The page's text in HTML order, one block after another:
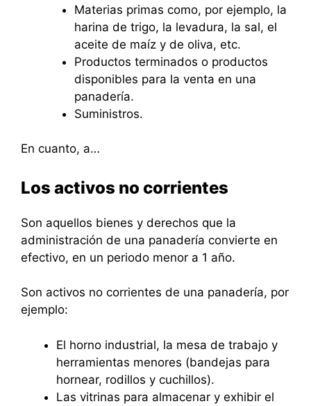
Materias primas como, por ejemplo, la
harina de trigo, la levadura, la sal, el
aceite de maíz y de oliva, etc.
Productos terminados o productos
disponibles para la venta en una
panadería.
Suministros.
En cuanto, a…
Los activos no corrientes
Son aquellos bienes y derechos que la
administración de una panadería convierte en
efectivo, en un periodo menor a 1 año.
Son activos no corrientes de una panadería, por
ejemplo:
El horno industrial, la mesa de trabajo y
herramientas menores (bandejas para
hornear, rodillos y cuchillos).
Las vitrinas para almacenar y exhibir el